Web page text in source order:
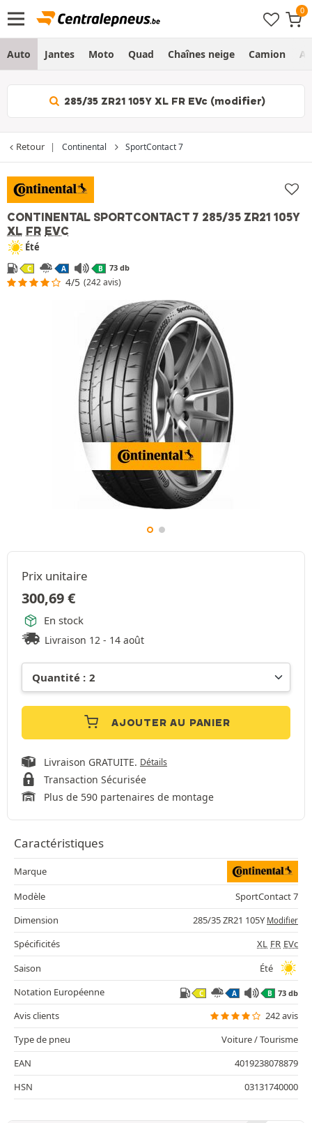
Auto Jantes Moto Quad Chaînes neige Camion
285/35 ZR21 105Y XL FR EVc (modifier)
Retour Continental SportContact 7
CONTINENTAL SPORTCONTACT 7 285/35 ZR21 105Y
XL FR EVC
Été
C A B 73 db
4/5 (242 avis)
Prix unitaire
300,69€
En stock
Livraison 12 - 14 août
AJOUTER AU PANIER
Livraison GRATUITE. Détails
Transaction Sécurisée
Plus de 590 partenaires de montage
Caractéristiques
Marque
Modèle
SportContact 7
Dimension
285/35 ZR21 105Y Modifier
Spécificités XL FR EVc
Saison
Été
Notation Européenne
C A B 73 db
Avis clients
242 avis
Type de pneu
Voiture / Tourisme
EAN
4019238078879
HSN
03131740000